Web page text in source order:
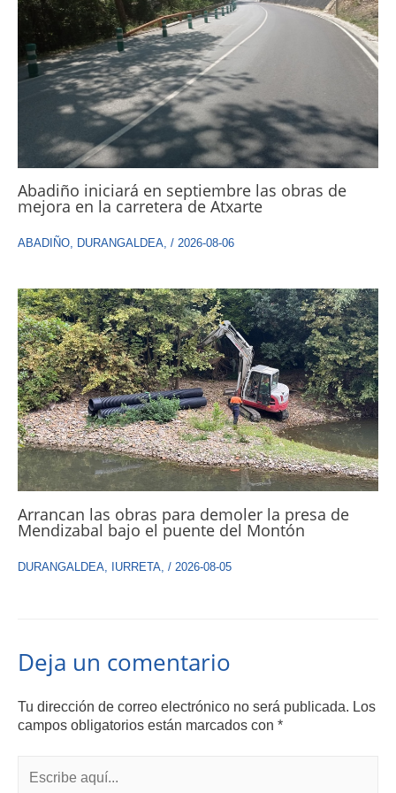
Abadiño iniciará en septiembre las obras de
mejora en la carretera de Atxarte
ABADIÑO, DURANGALDEA, / 2026-08-06
Arrancan las obras para demoler la presa de
Mendizabal bajo el puente del Montón
DURANGALDEA IURRETA / 2026-08-05
Deja un comentario
Tu dirección de correo electrónico no será publicada. Los
campos obligatorios están marcados con *